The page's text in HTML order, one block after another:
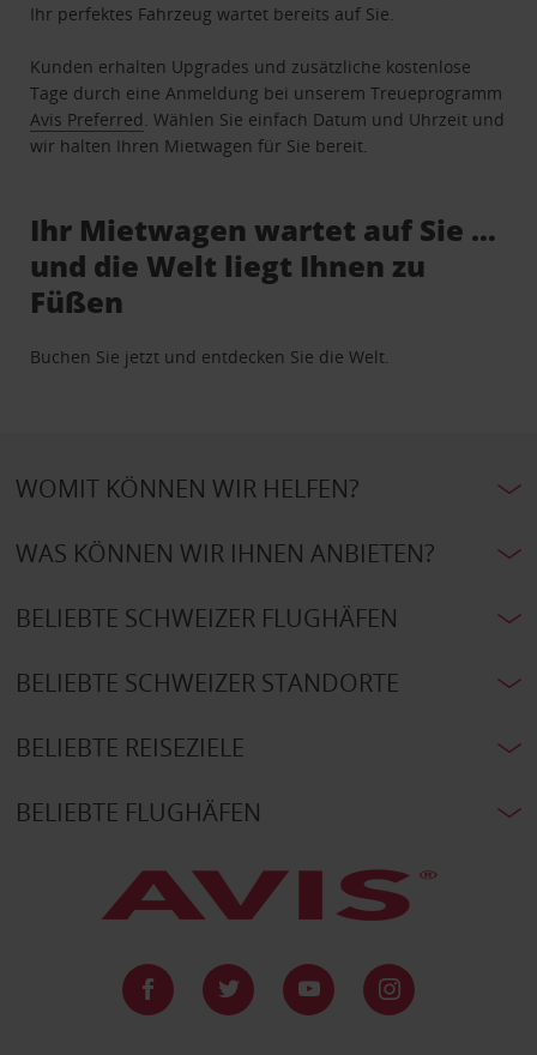
Ihr perfektes Fahrzeug wartet bereits auf Sie.
Kunden erhalten Upgrades und zusätzliche kostenlose
Tage durch eine Anmeldung bei unserem Treueprogramm
Avis Preferred . Wählen Sie einfach Datum und Uhrzeit und
wir halten Ihren Mietwagen für Sie bereit.
Ihr Mietwagen wartet auf Sie …
und die Welt liegt Ihnen zu
Füßen
Buchen Sie jetzt und entdecken Sie die Welt.
WOMIT KÖNNEN WIR HELFEN?
WAS KÖNNEN WIR IHNEN ANBIETEN?
BELIEBTE SCHWEIZER FLUGHÄFEN
BELIEBTE SCHWEIZER STANDORTE
BELIEBTE REISEZIELE
BELIEBTE FLUGHÄFEN